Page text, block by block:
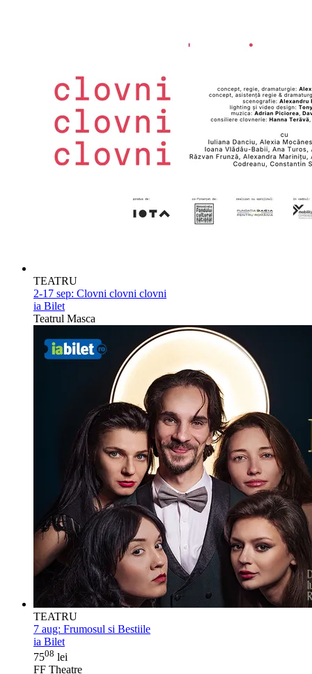
TEATRU
2-17 sep: Clovni clovni clovni
ia Bilet
Teatrul Masca
TEATRU
7 aug: Frumosul si Bestiile
ia Bilet
7508 lei
FF Theatre